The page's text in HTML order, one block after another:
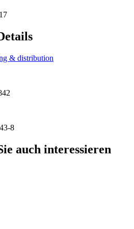
& distribution
8
auch interessieren